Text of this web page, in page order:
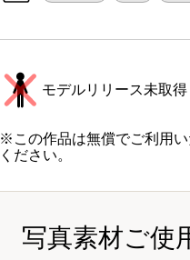
モデルリリース未取得
※この作品は無償でご利用
ください。
写真素材ご使